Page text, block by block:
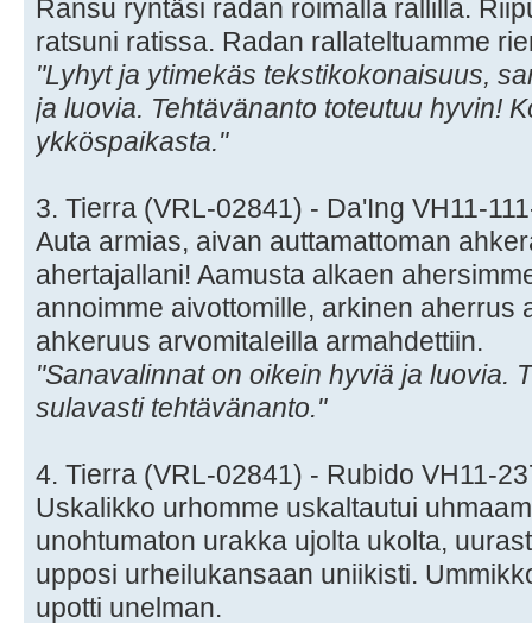
Ransu ryntäsi radan roimalla rallilla.
ratsuni ratissa. Radan rallateltuamme
"Lyhyt ja ytimekäs tekstikokonaisuus,
ja luovia. Tehtävänanto toteutuu hyvin!
ykköspaikasta."
3. Tierra (VRL-02841) - Da'Ing VH11-
Auta armias, aivan auttamattoman
ahertajallani! Aamusta alkaen
annoimme aivottomille, arkinen aherrus
ahkeruus arvomitaleilla armahdettiin.
"Sanavalinnat on oikein hyviä ja luovia.
sulavasti tehtävänanto."
4. Tierra (VRL-02841) - Rubido VH11-
Uskalikko urhomme uskaltautui
unohtumaton urakka ujolta ukolta,
upposi urheilukansaan uniikisti.
upotti unelman.